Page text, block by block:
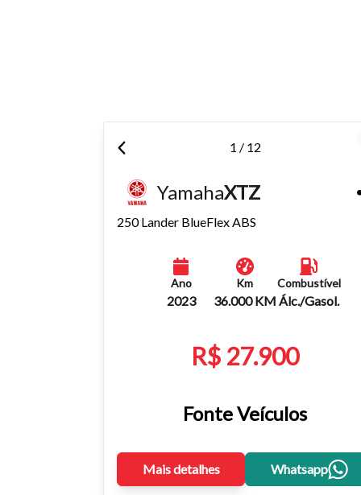
Para
1 / 12
YamahaXTZ
250 Lander BlueFlex ABS
Ano
2023
Km
36.000 KM
Combustível
Álc./Gasol.
R$ 27.900
Fonte Veículos
Mais detalhes Whatsapp